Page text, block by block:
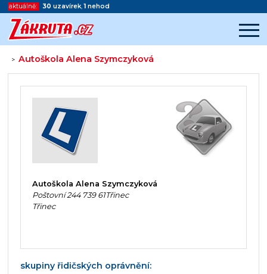
aktuálně: 30 uzavírek,1 nehod
>Autoškola Alena Szymczyková
Začátek reklamy
Konec reklamy
Autoškola Alena Szymczyková
Poštovní 244 739 61Třinec
Třinec
skupiny řidičských oprávnění: